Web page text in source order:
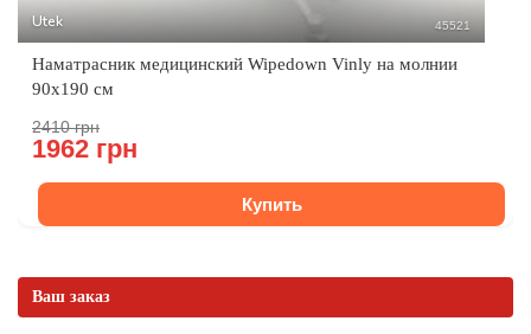
Utek 45521
Наматрасник медицинский Wipedown Vinly на молнии
90х190 см
2410 грн
1962 грн
Купить
Ваш заказ